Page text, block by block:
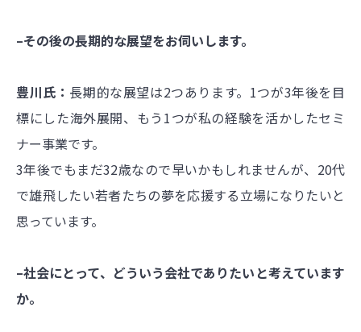
–その後の長期的な展望をお伺いします。
豊川氏： 長期的な展望は2つあります。1つが3年後を目
標にした海外展開、もう1つが私の経験を活かしたセミ
ナー事業です。
3年後でもまだ32歳なので早いかもしれませんが、20代
で雄飛したい若者たちの夢を応援する立場になりたいと
思っています。
–社会にとって、どういう会社でありたいと考えています
か。